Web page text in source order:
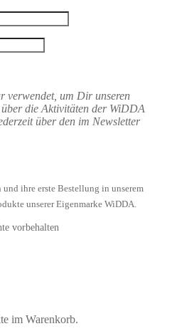
verwendet, um Dir unseren
die Aktivitäten der WiDDA
über den im Newsletter
ihre erste Bestellung in unserem
unserer Eigenmarke WiDDA.
vorbehalten
im Warenkorb.